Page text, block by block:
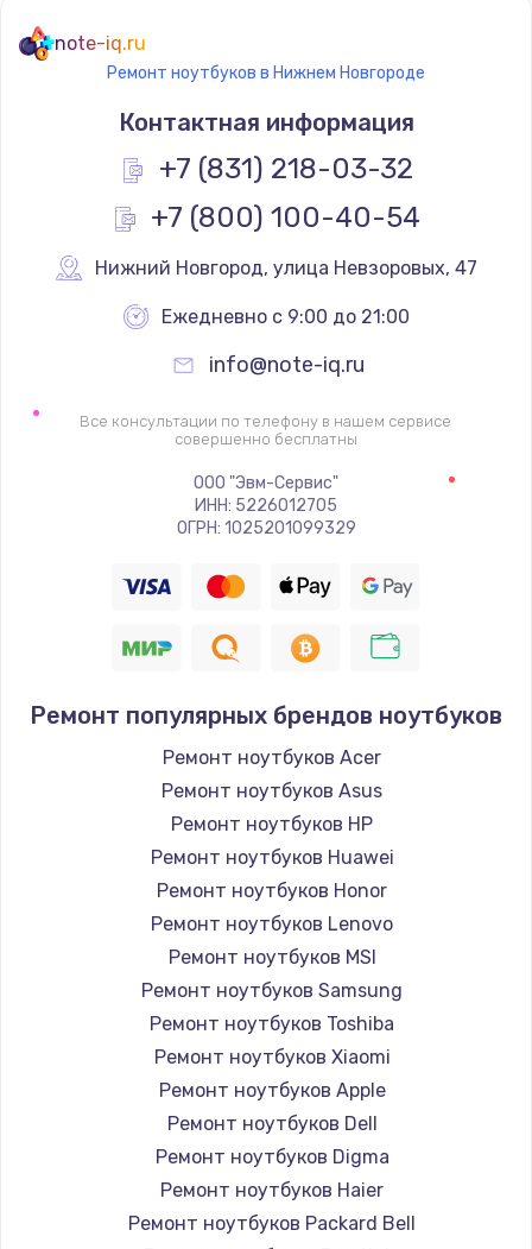
Заказать
Чистка от пыли
890 руб.
Заказать
Настройка ОС
890 руб.
1490 руб.
Заказать
550 руб.
890 руб.
Заказать
Замена USB порта
990 руб.
Заказать
Замена оперативной памяти
690 руб.
Заказать
Замена процессора
1395 руб.
Заказать
Замена системы охлаждения
note-iq.ru
Ремонт ноутбуков в Нижнем Новгороде
Контактная информация
+7 (831) 218-03-32
+7 (800) 100-40-54
Нижний Новгород, улица Невзоровых, 47
Ежедневно с 9:00 до 21:00
info@note-iq.ru
Все консультации по телефону в нашем сервисе
совершенно бесплатны
ООО "Эвм-Сервис"
ИНН: 5226012705
ОГРН: 1025201099329
Ремонт популярных брендов ноутбуков
Ремонт ноутбуков Acer
Ремонт ноутбуков Asus
Ремонт ноутбуков HP
Ремонт ноутбуков Huawei
Ремонт ноутбуков Honor
Ремонт ноутбуков Lenovo
Ремонт ноутбуков MSI
Ремонт ноутбуков Samsung
Ремонт ноутбуков Toshiba
Ремонт ноутбуков Xiaomi
Ремонт ноутбуков Apple
Ремонт ноутбуков Dell
Ремонт ноутбуков Digma
Ремонт ноутбуков Haier
Ремонт ноутбуков Packard Bell